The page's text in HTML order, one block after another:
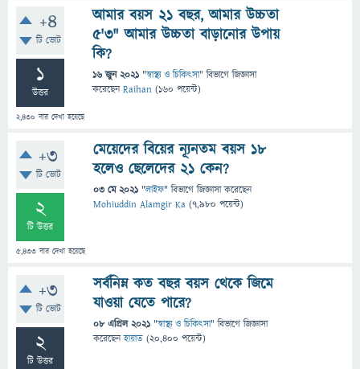
+4
টি ভোট
1
উত্তর
2,430 বার দেখা হয়েছে
আমার বয়স ২১ বছর, আমার উচ্চতা
৫'৩" আমার উচ্চতা বাড়ানোর উপায়
কি?
16 জুন 2021 "স্বাস্থ্য ও চিকিৎসা" বিভাগে জিজ্ঞাসা
করেছেনRaihan (160 পয়েন্ট)
+3
টি ভোট
2
টি উত্তর
5,433 বার দেখা হয়েছে
মেয়েদের বিয়ের ন্যূনতম বয়স ১৮
হলেও ছেলেদের ২১ কেন?
03 মে 2021 "লাইফ" বিভাগে জিজ্ঞাসাকরেছেন
Mohiuddin Alamgir Ka (7,980 পয়েন্ট)
+3
টি ভোট
2
টি উত্তর
সর্বনিম্ন কত বছর বয়স থেকে জিমে
যাওয়া যেতে পারে?
08 এপ্রিল 2021 "স্বাস্থ্য ও চিকিৎসা" বিভাগে জিজ্ঞাসা
করেছেনহায়াত (20,400 পয়েন্ট)